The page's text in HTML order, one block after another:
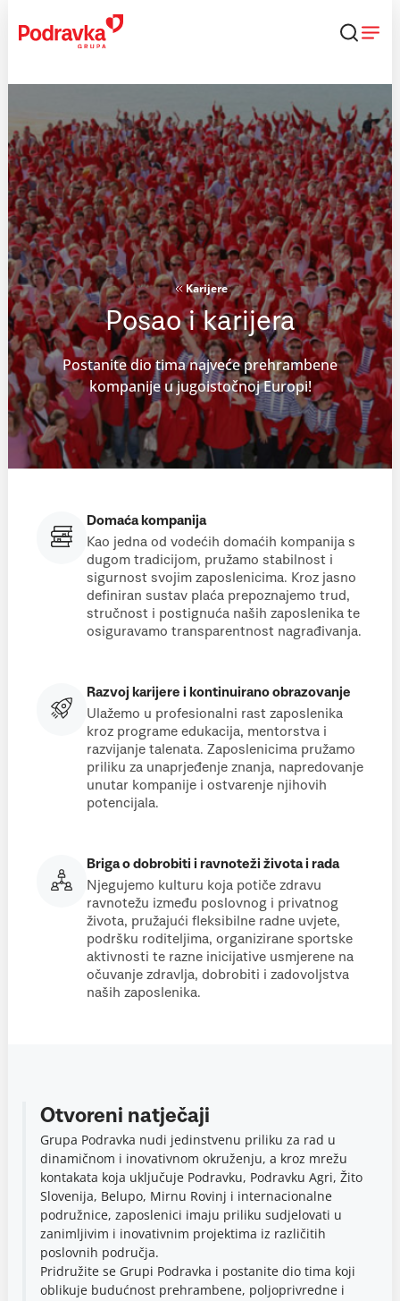
content
Karijere
Posao i karijera
Postanite dio tima najveće prehrambene
kompanije u jugoistočnoj Europi!
Domaća kompanija
Kao jedna od vodećih domaćih kompanija s
dugom tradicijom, pružamo stabilnost i
sigurnost svojim zaposlenicima. Kroz jasno
definiran sustav plaća prepoznajemo trud,
stručnost i postignuća naših zaposlenika te
osiguravamo transparentnost nagrađivanja.
Razvoj karijere i kontinuirano obrazovanje
Ulažemo u profesionalni rast zaposlenika
kroz programe edukacija, mentorstva i
razvijanje talenata. Zaposlenicima pružamo
priliku za unaprjeđenje znanja, napredovanje
unutar kompanije i ostvarenje njihovih
potencijala.
Briga o dobrobiti i ravnoteži života i rada
Njegujemo kulturu koja potiče zdravu
ravnotežu između poslovnog i privatnog
života, pružajući fleksibilne radne uvjete,
podršku roditeljima, organizirane sportske
aktivnosti te razne inicijative usmjerene na
očuvanje zdravlja, dobrobiti i zadovoljstva
naših zaposlenika.
Otvoreni natječaji
Grupa Podravka nudi jedinstvenu priliku za rad u
dinamičnom i inovativnom okruženju, a kroz mrežu
kontakata koja uključuje Podravku, Podravku Agri, Žito
Slovenija, Belupo, Mirnu Rovinj i internacionalne
podružnice, zaposlenici imaju priliku sudjelovati u
zanimljivim i inovativnim projektima iz različitih
poslovnih područja.
Pridružite se Grupi Podravka i postanite dio tima koji
oblikuje budućnost prehrambene, poljoprivredne i